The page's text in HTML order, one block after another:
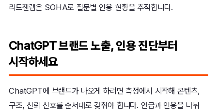
리드젠랩은 SOHA로 질문별 인용 현황을 추적합니다.
ChatGPT 브랜드 노출, 인용 진단부터
시작하세요
ChatGPT에 브랜드가 나오게 하려면 측정에서 시작해 콘텐츠,
구조, 신뢰 신호를 순서대로 갖춰야 합니다. 언급과 인용을 나눠